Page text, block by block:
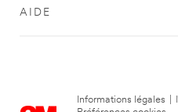
AIDE
Informations légales